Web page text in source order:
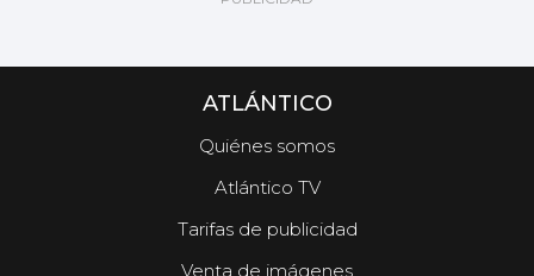
ATLÁNTICO
Quiénes somos
Atlántico TV
Tarifas de publicidad
Venta de imágenes